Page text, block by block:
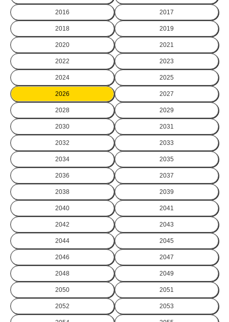
2016 2017
2018 2019
2020 2021
2022 2023
2024 2025
2026 2027
2028 2029
2030 2031
2032 2033
2034 2035
2036 2037
2038 2039
2040 2041
2042 2043
2044 2045
2046 2047
2048 2049
2050 2051
2052 2053